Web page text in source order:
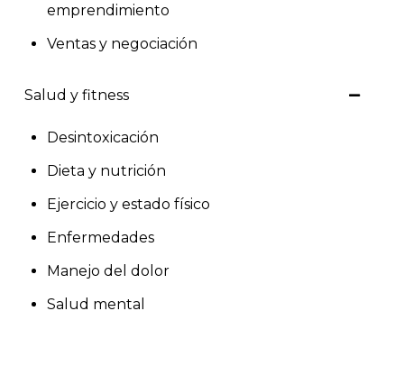
emprendimiento
Ventas y negociación
Salud y fitness
Desintoxicación
Dieta y nutrición
Ejercicio y estado físico
Enfermedades
Manejo del dolor
Salud mental